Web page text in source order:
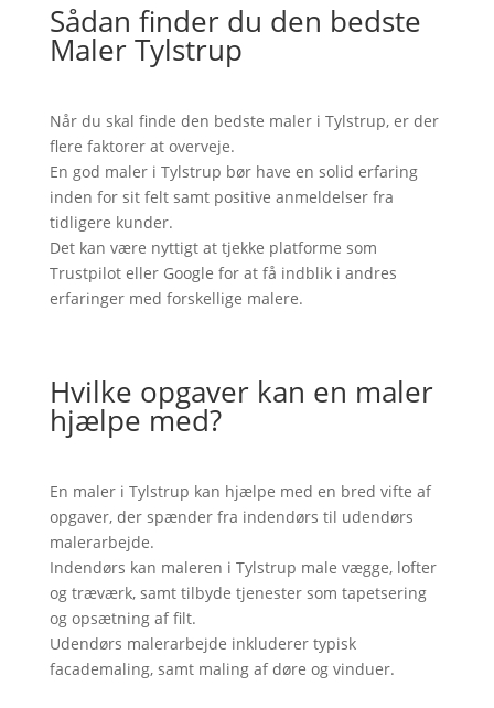
Sådan finder du den bedste
Maler Tylstrup
Når du skal finde den bedste maler i Tylstrup, er der
flere faktorer at overveje.
En god maler i Tylstrup bør have en solid erfaring
inden for sit felt samt positive anmeldelser fra
tidligere kunder.
Det kan være nyttigt at tjekke platforme som
Trustpilot eller Google for at få indblik i andres
erfaringer med forskellige malere.
Hvilke opgaver kan en maler
hjælpe med?
En maler i Tylstrup kan hjælpe med en bred vifte af
opgaver, der spænder fra indendørs til udendørs
malerarbejde.
Indendørs kan maleren i Tylstrup male vægge, lofter
og træværk, samt tilbyde tjenester som tapetsering
og opsætning af filt.
Udendørs malerarbejde inkluderer typisk
facademaling, samt maling af døre og vinduer.